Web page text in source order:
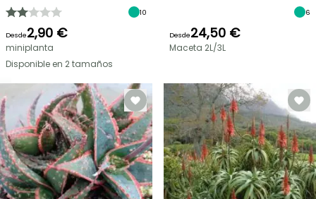
OFERTA
RELÁMPAGO
¡HASTA
UN
30
%
DE
DESCUENTO
BULBOS
DE
PRIMAVERA
10
Desde2,90 €
miniplanta
Disponible en 2 tamaños
6
Desde24,50 €
Maceta 2L/3L